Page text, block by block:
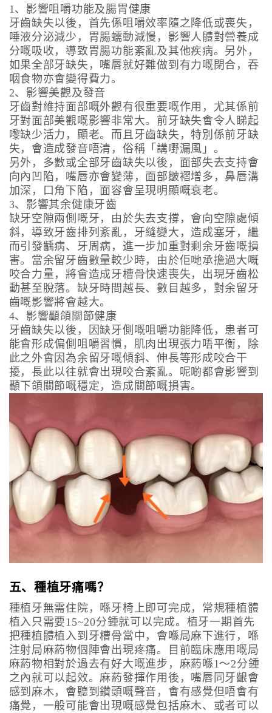
1、影響咀嚼功能及腸胃健康
牙齒缺失以後，首先係咀嚼效率隨之降低或喪失，
唾液分泌減少，胃腸蠕動減慢，影響人體對營養成
分嘅吸收，導致胃腸功能紊亂及其他疾病。另外，
如果全部牙缺失，嘴唇就好難做到有力嘅閉合，吞
咽食物亦會變得費力。
2、影響美觀及發音
牙齒對維持面部嘅外觀有很重要嘅作用，尤其係前
牙對面部美觀嘅影響非常大。前牙缺失會令人睇起
嚟缺少活力，顯老。而且牙齒缺失，特別係前牙缺
失，會造成發音唔清，俗稱「講嘢漏風」。
另外，多數或全部牙齒缺失以後，面部失去支持會
向內凹陷，嘴唇亦會變薄，面部皺褶增多，鼻唇溝
加深，口角下陷，面容會呈現明顯嘅衰老。
3、影響其余健康牙齒
缺牙空隙兩側嘅牙，由於失去支撐，會向空隙處傾
斜，導致牙齒排列紊亂，牙縫變大，造成塞牙，繼
而引發齲病、牙周病，進一步加重對剩余牙齒嘅損
害。當余留牙齒數量較少時，由於佢哋承擔過大嘅
咬合力量，將會造成牙槽骨快速喪失，出現牙齒松
動甚至脫落。缺牙時間越長、數目越多，對余留牙
齒嘅影響將會越大。
4、影響顳頜關節健康
牙齒缺失以後，因缺牙側嘅咀嚼功能降低，患者可
能會形成偏側咀嚼習慣，肌肉出現張力唔平衡，除
此之外會因為余留牙嘅傾斜、伸長等形成咬合干
擾，長此以往就會出現咬合紊亂。呢啲都會影響到
顳下頜關節嘅穩定，造成關節嘅損害。
五、種植牙痛嗎？
種植牙無需住院，喺牙椅上即可完成，常規種植體
植入只需要15~20分鍾就可以完成。植牙一期首先
把種植體植入到牙槽骨當中，會喺局麻下進行，喺
注射局麻葯物個陣會出現疼痛。目前臨床應用嘅局
麻葯物相對於過去有好大嘅進步，麻葯喺1～2分鍾
之內就可以起效。麻葯發揮作用後，嘴唇同牙齦會
感到麻木，會聽到鑽頭嘅聲音，會有感覺但唔會有
痛覺，一般可能會出現嘅感覺包括麻木、或者可以